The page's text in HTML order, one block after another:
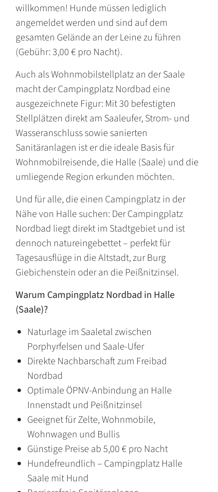
willkommen! Hunde müssen lediglich
angemeldet werden und sind auf dem
gesamten Gelände an der Leine zu führen
(Gebühr: 3,00 € pro Nacht).
Auch als Wohnmobilstellplatz an der Saale
macht der Campingplatz Nordbad eine
ausgezeichnete Figur: Mit 30 befestigten
Stellplätzen direkt am Saaleufer, Strom- und
Wasseranschluss sowie sanierten
Sanitäranlagen ist er die ideale Basis für
Wohnmobilreisende, die Halle (Saale) und die
umliegende Region erkunden möchten.
Und für alle, die einen Campingplatz in der
Nähe von Halle suchen: Der Campingplatz
Nordbad liegt direkt im Stadtgebiet und ist
dennoch natureingebettet – perfekt für
Tagesausflüge in die Altstadt, zur Burg
Giebichenstein oder an die Peißnitzinsel.
Warum Campingplatz Nordbad in Halle
(Saale)?
Naturlage im Saaletal zwischen
Porphyrfelsen und Saale-Ufer
Direkte Nachbarschaft zum Freibad
Nordbad
Optimale ÖPNV-Anbindung an Halle
Innenstadt und Peißnitzinsel
Geeignet für Zelte, Wohnmobile,
Wohnwagen und Bullis
Günstige Preise ab 5,00 € pro Nacht
Hundefreundlich – Campingplatz Halle
Saale mit Hund